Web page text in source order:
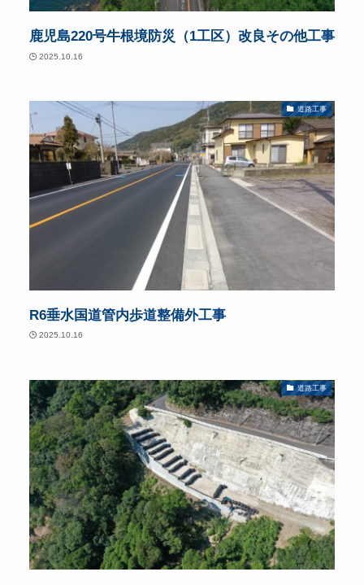
鹿児島220号牛根境防災（1工区）改良その他工事
2025.10.16
道路工事
R6垂水国道管内歩道整備外工事
2025.10.16
道路工事